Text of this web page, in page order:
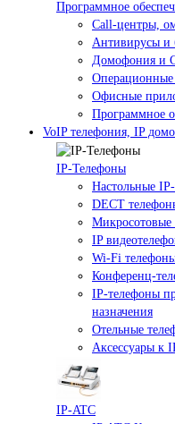
Программное
Call-центры,
Антивирусы и
Домофония и
Операционные
Офисные
Программное
VoIP телефония, IP
IP-Телефоны
Настольные
DECT
Микросотовые
IP
Wi-Fi
Конференц-
IP-телефоны
назначения
Отельные
Аксессуары к
IP-ATC